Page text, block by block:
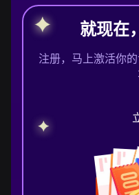
就现在
注册，马上激活你